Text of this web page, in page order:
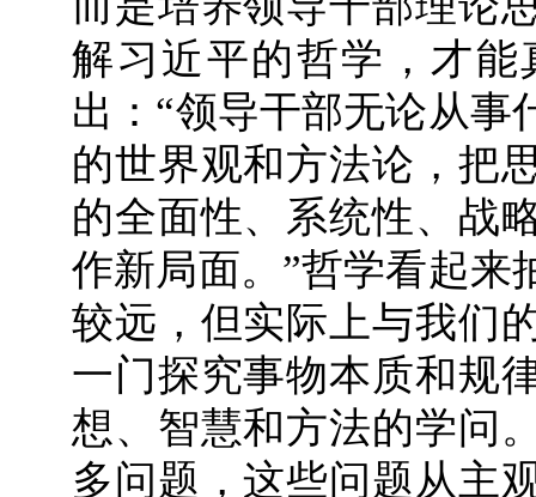
解习近平的哲学，才
出：“领导干部无论从事
的世界观和方法论，把
的全面性、系统性、战
作新局面。”哲学看起来
较远，但实际上与我们
一门探究事物本质和规
想、智慧和方法的学问
多问题，这些问题从主